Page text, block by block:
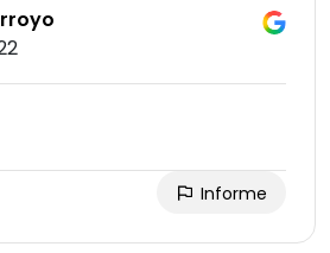
Informe